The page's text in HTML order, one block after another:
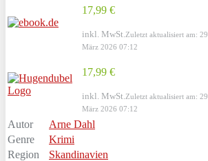
17,99 €
inkl. MwSt. Zuletzt aktualisiert am: 29.
März 2026 07:12
17,99 €
inkl. MwSt. Zuletzt aktualisiert am: 29.
März 2026 07:12
Autor
Arne Dahl
Genre
Krimi
Region
Skandinavien